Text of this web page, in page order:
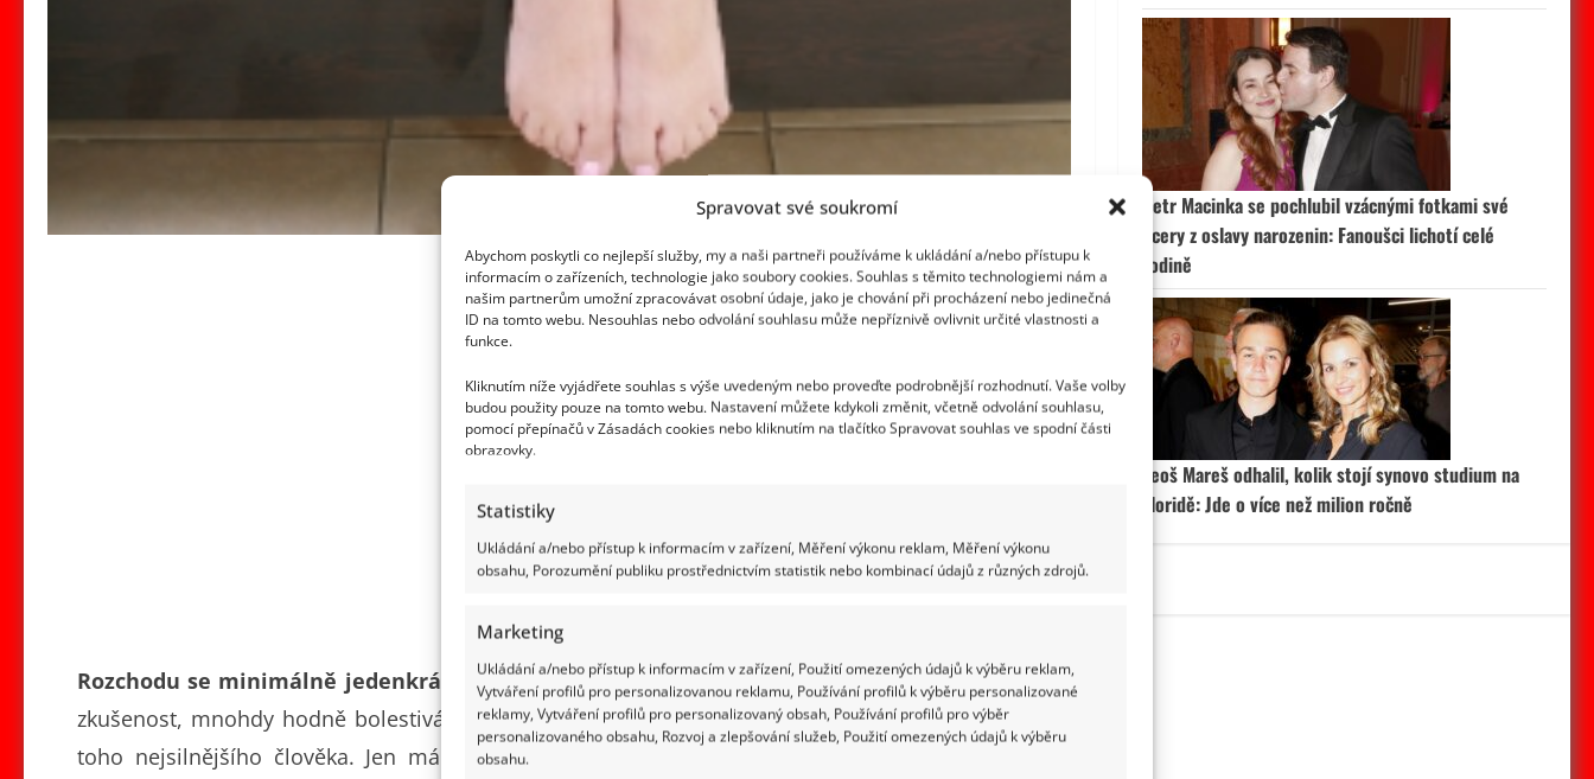
Spravovat své soukromí
Abychom poskytli co nejlepší služby, my a naši partneři používáme k ukládání a/nebo přístupu k
informacím o zařízeních, technologie jako soubory cookies. Souhlas s těmito technologiemi nám a
našim partnerům umožní zpracovávat osobní údaje, jako je chování při procházení nebo jedinečná
ID na tomto webu. Nesouhlas nebo odvolání souhlasu může nepříznivě ovlivnit určité vlastnosti a
funkce.
Kliknutím níže vyjádřete souhlas s výše uvedeným nebo proveďte podrobnější rozhodnutí. Vaše volby
budou použity pouze na tomto webu. Nastavení můžete kdykoli změnit, včetně odvolání souhlasu,
pomocí přepínačů v Zásadách cookies nebo kliknutím na tlačítko Spravovat souhlas ve spodní části
obrazovky.
Statistiky
Ukládání a/nebo přístup k informacím v zařízení, Měření výkonu reklam, Měření výkonu
obsahu, Porozumění publiku prostřednictvím statistik nebo kombinací údajů z různých zdrojů.
Marketing
Ukládání a/nebo přístup k informacím v zařízení, Použití omezených údajů k výběru reklam,
Vytváření profilů pro personalizovanou reklamu, Používání profilů k výběru personalizované
reklamy, Vytváření profilů pro personalizovaný obsah, Používání profilů pro výběr
personalizovaného obsahu, Rozvoj a zlepšování služeb, Použití omezených údajů k výběru
obsahu.
Rozchodu se minimálně jedenkrát za život nevyhne nikdo z vás.Pokaždé je to nepříjemná
zkušenost, mnohdy hodně bolestivá, plná slz, výčitek i smutku, která dokáže srazit na kolena i
toho nejsilnějšího člověka. Jen málokdo si může s klidným srdcem říci, že ho nikdy nikdo
Petr Macinka se pochlubil vzácnými fotkami své
dcery z oslavy narozenin: Fanoušci lichotí celé
rodině
Leoš Mareš odhalil, kolik stojí synovo studium na
Floridě: Jde o více než milion ročně